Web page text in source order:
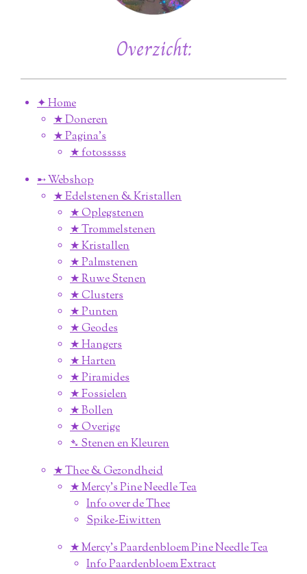
Overzicht:
✦ Home
★ Doneren
★ Pagina’s
★ fotosssss
➸ Webshop
★ Edelstenen & Kristallen
★ Oplegstenen
★ Trommelstenen
★ Kristallen
★ Palmstenen
★ Ruwe Stenen
★ Clusters
★ Punten
★ Geodes
★ Hangers
★ Harten
★ Piramides
★ Fossielen
★ Bollen
★ Overige
➴ Stenen en Kleuren
★ Thee & Gezondheid
★ Mercy's Pine Needle Tea
Info over de Thee
Spike-Eiwitten
★ Mercy's Paardenbloem Pine Needle Tea
Info Paardenbloem Extract